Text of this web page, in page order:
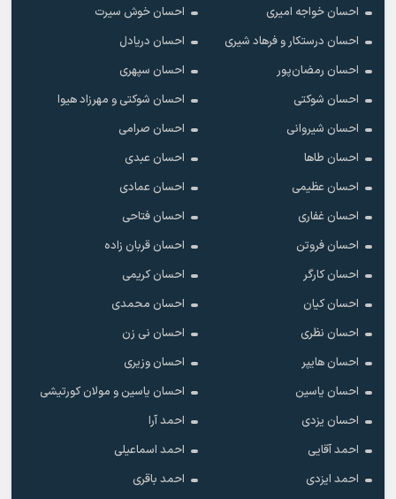
احسان خواجه امیری
احسان خوش سیرت
احسان درستکار و فرهاد شیرى
احسان دریادل
احسان رمضان‌پور
احسان سپهری
احسان شوکتی
احسان شوکتی و مهرزاد هیوا
احسان شیروانی
احسان صرامی
احسان طاها
احسان عبدی
احسان عظیمی
احسان عمادی
احسان غفاری
احسان فتاحی
احسان فروتن
احسان قربان زاده
احسان کارگر
احسان کریمی
احسان کیان
احسان محمدی
احسان نظری
احسان نی زن
احسان هایپر
احسان وزیری
احسان یاسین
احسان یاسین و مولان کورتیشی
احسان یزدی
احمد آرا
احمد آقایی
احمد اسماعیلی
احمد ایزدی
احمد باقری